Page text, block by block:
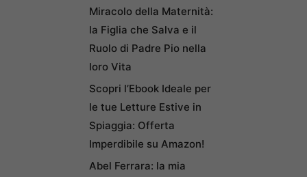
Miracolo della Maternità:
la Figlia che Salva e il
Ruolo di Padre Pio nella
loro Vita
Scopri l’Ebook Ideale per
le tue Letture Estive in
Spiaggia: Offerta
Imperdibile su Amazon!
Abel Ferrara: la mia